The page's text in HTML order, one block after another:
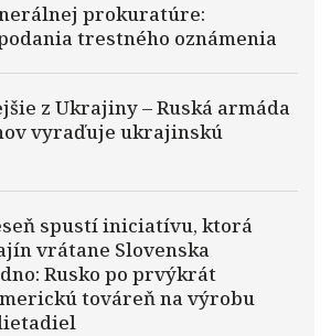
prokuratúre:
trestného oznámenia
z Ukrajiny – Ruská armáda
vyraďuje ukrajinskú
spustí iniciatívu, ktorá
vrátane Slovenska
Rusko po prvýkrát
továreň na výrobu